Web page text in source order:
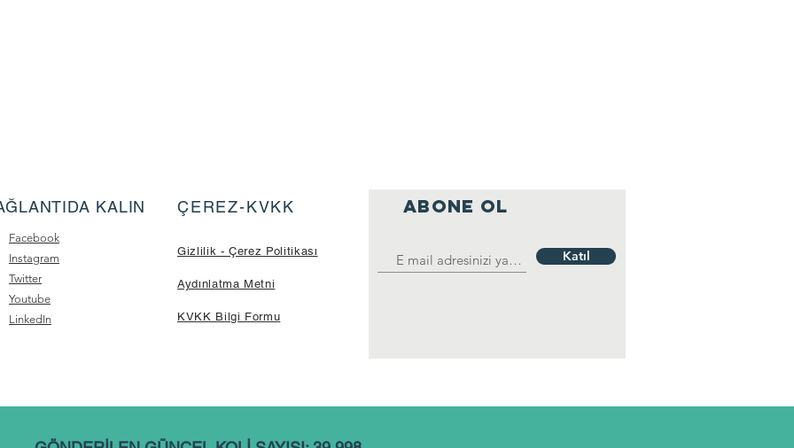
KALIN
Facebook
Instagram
Twitter
Youtube
LinkedIn
ABONE OL
Katıl
ÇEREZ-KVKK
Gizlilik - Çerez Politikası
Aydınlatma Metni
KVKK Bilgi Formu